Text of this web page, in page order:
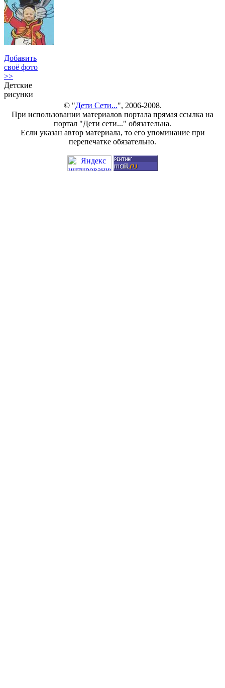
Добавить
своё фото
>>
Детские
рисунки
© "Дети Сети...", 2006-2008.
При использовании материалов портала прямая ссылка на
портал "Дети сети..." обязательна.
Если указан автор материала, то его упоминание при
перепечатке обязательно.